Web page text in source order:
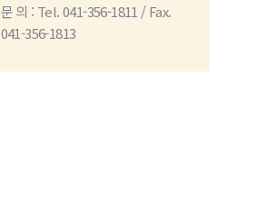
문 의 : Tel. 041-356-1811 / Fax.
041-356-1813